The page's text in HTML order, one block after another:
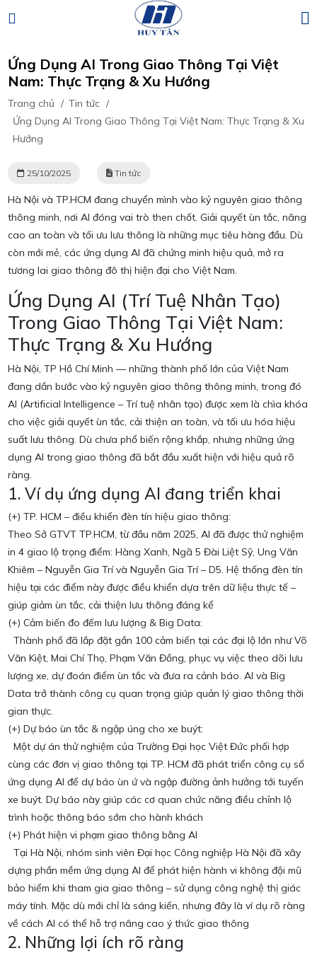
Ứng Dụng AI Trong Giao Thông Tại Việt
Nam: Thực Trạng & Xu Hướng
Trang chủ / Tin tức /
Ứng Dụng AI Trong Giao Thông Tại Việt Nam: Thực Trạng & Xu
Hướng
25/10/2025 Tin tức
Hà Nội và TP.HCM đang chuyển mình vào kỷ nguyên giao thông
thông minh, nơi AI đóng vai trò then chốt. Giải quyết ùn tắc, nâng
cao an toàn và tối ưu lưu thông là những mục tiêu hàng đầu. Dù
còn mới mẻ, các ứng dụng AI đã chứng minh hiệu quả, mở ra
tương lai giao thông đô thị hiện đại cho Việt Nam.
Ứng Dụng AI (Trí Tuệ Nhân Tạo)
Trong Giao Thông Tại Việt Nam:
Thực Trạng & Xu Hướng
Hà Nội, TP Hồ Chí Minh — những thành phố lớn của Việt Nam
đang dần bước vào kỷ nguyên giao thông thông minh, trong đó
AI (Artificial Intelligence – Trí tuệ nhân tạo) được xem là chìa khóa
cho việc giải quyết ùn tắc, cải thiện an toàn, và tối ưu hóa hiệu
suất lưu thông. Dù chưa phổ biến rộng khắp, nhưng những ứng
dụng AI trong giao thông đã bắt đầu xuất hiện với hiệu quả rõ
ràng.
1. Ví dụ ứng dụng AI đang triển khai
(+) TP. HCM – điều khiển đèn tín hiệu giao thông:
Theo Sở GTVT TP.HCM, từ đầu năm 2025, AI đã được thử nghiệm
in 4 giao lộ trọng điểm: Hàng Xanh, Ngã 5 Đài Liệt Sỹ, Ung Văn
Khiêm – Nguyễn Gia Trí và Nguyễn Gia Trí – D5. Hệ thống đèn tín
hiệu tại các điểm này được điều khiển dựa trên dữ liệu thực tế –
giúp giảm ùn tắc, cải thiện lưu thông đáng kể
(+) Cảm biến đo đếm lưu lượng & Big Data:
Thành phố đã lắp đặt gần 100 cảm biến tại các đại lộ lớn như Võ
Văn Kiệt, Mai Chí Thọ, Phạm Văn Đồng, phục vụ việc theo dõi lưu
lượng xe, dự đoán điểm ùn tắc và đưa ra cảnh báo. AI và Big
Data trở thành công cụ quan trọng giúp quản lý giao thông thời
gian thực.
(+) Dự báo ùn tắc & ngập úng cho xe buýt:
Một dự án thử nghiệm của Trường Đại học Việt Đức phối hợp
cùng các đơn vị giao thông tại TP. HCM đã phát triển công cụ số
ứng dụng AI để dự báo ùn ứ và ngập đường ảnh hưởng tới tuyến
xe buýt. Dự báo này giúp các cơ quan chức năng điều chỉnh lộ
trình hoặc thông báo sớm cho hành khách
(+) Phát hiện vi phạm giao thông bằng AI
Tại Hà Nội, nhóm sinh viên Đại học Công nghiệp Hà Nội đã xây
dựng phần mềm ứng dụng AI để phát hiện hành vi không đội mũ
bảo hiểm khi tham gia giao thông – sử dụng công nghệ thị giác
máy tính. Mặc dù mới chỉ là sáng kiến, nhưng đây là ví dụ rõ ràng
về cách AI có thể hỗ trợ nâng cao ý thức giao thông
2. Những lợi ích rõ ràng